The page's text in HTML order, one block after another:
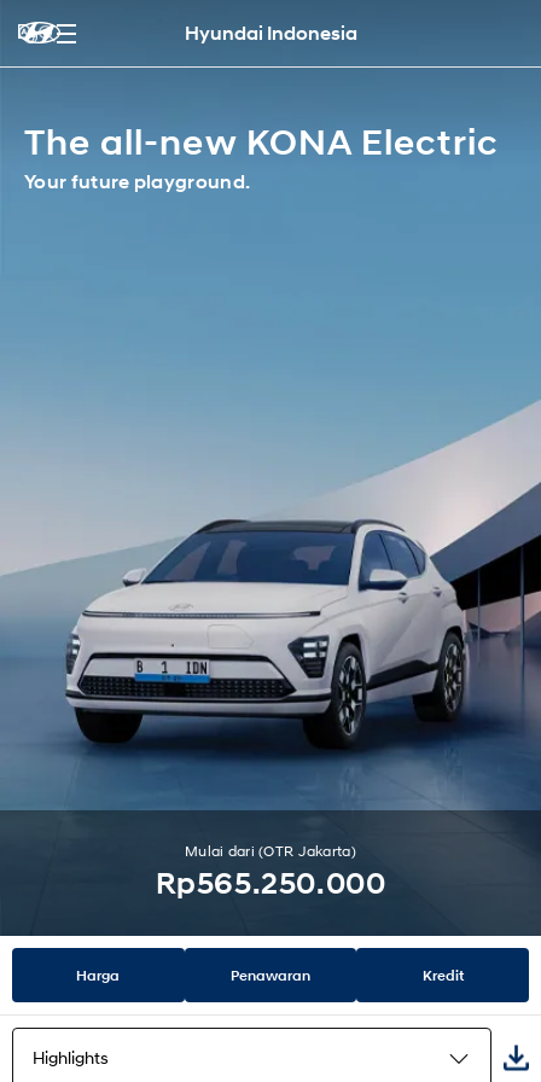
Hyundai Indonesia
The all-new KONA Electric
Your future playground.
Mulai dari (OTR Jakarta)
Rp565.250.000
Harga Penawaran Kredit
Highlights